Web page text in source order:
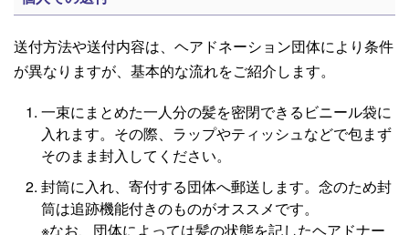
送付方法や送付内容は、ヘアドネーション団体により条件
が異なりますが、基本的な流れをご紹介します。
一束にまとめた一人分の髪を密閉できるビニール袋に
入れます。その際、ラップやティッシュなどで包まず
そのまま封入してください。
封筒に入れ、寄付する団体へ郵送します。念のため封
筒は追跡機能付きのものがオススメです。
※なお、団体によっては髪の状態を記したヘアドナー